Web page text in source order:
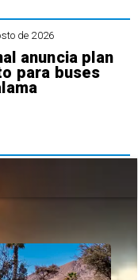
de 2026
anuncia plan
para buses